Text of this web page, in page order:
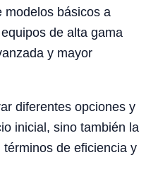
modelos básicos a
de alta gama
y mayor
diferentes opciones y
inicial, sino también la
de eficiencia y